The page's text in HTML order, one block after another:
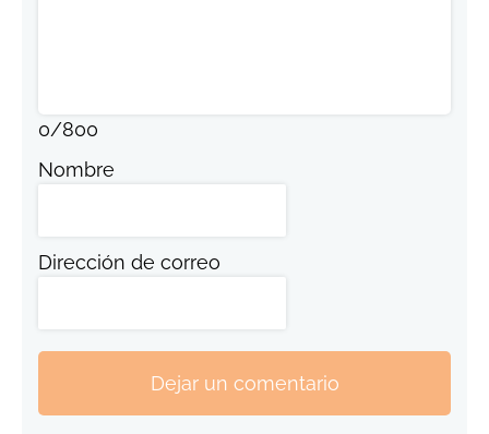
0/800
Nombre
Dirección de correo
Dejar un comentario